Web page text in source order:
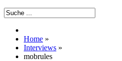
Home »
Interviews »
mobrules